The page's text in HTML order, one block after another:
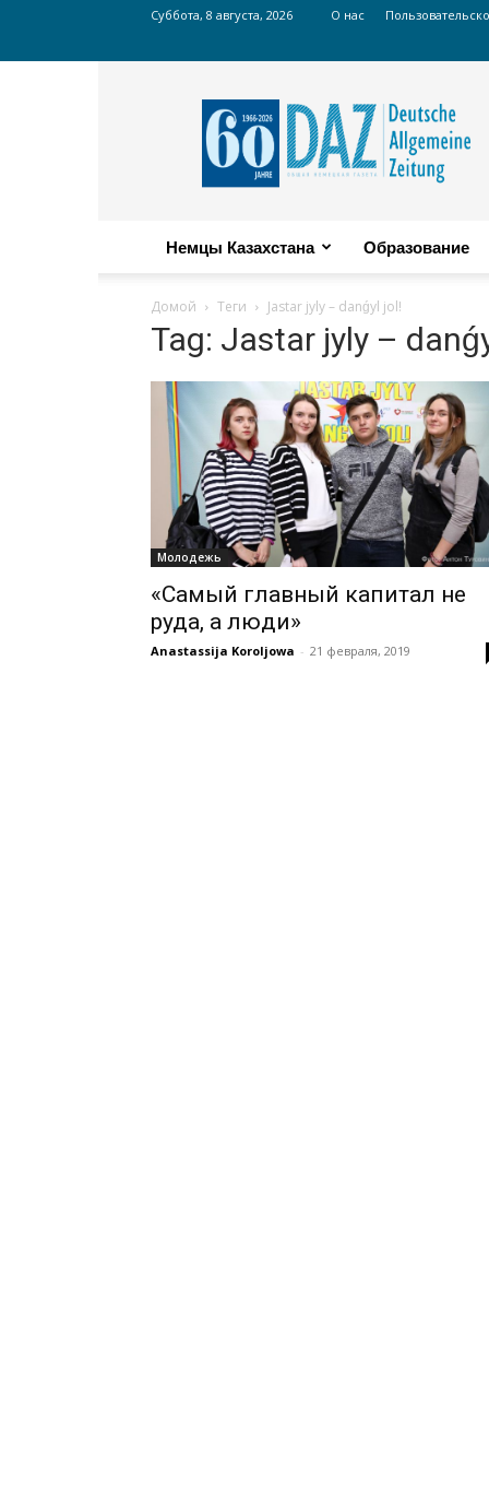
Суббота, 8 августа, 2026 О нас
Russian
DAZ
Немцы Казахстана Образование
Домой Теги Jastar jyly – danǵyl jol!
Tag: Jastar jyly –
Молодежь
«Самый главный капитал не
руда, а люди»
Anastassija Koroljowa - 21 февраля, 2019